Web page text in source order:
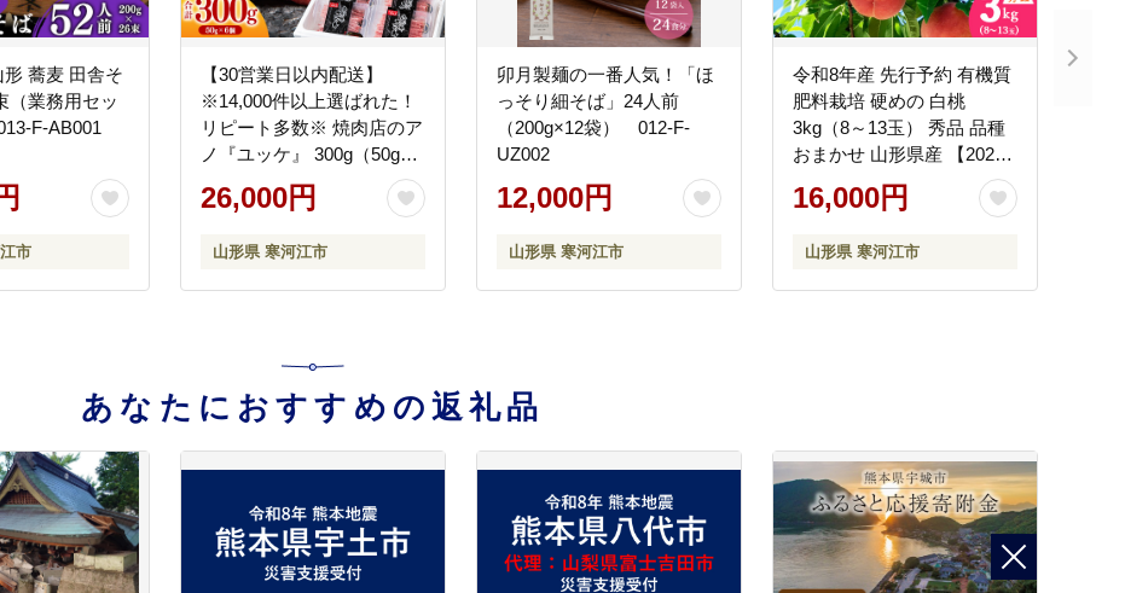
蕎麦 田舎そ
（業務用セッ
F-AB001
市
【30営業日以内配送】
※14,000件以上選ばれた！
リピート多数※ 焼肉店のア
ノ『ユッケ』 300g（50g×6
個） タレ付 黒毛和牛「山
形牛」 026-D-YL018
26,000円
山形県 寒河江市
卯月製麺の一番人気！「ほ
っそり細そば」24人前
（200g×12袋） 012-F-
UZ002
12,000円
山形県 寒河江市
令和8年産 先行予約 有機質
肥料栽培 硬めの 白桃
3kg（8～13玉） 秀品 品種
おまかせ 山形県産 【2026
年8月下旬頃～10月上旬頃
発送予定】 016-B-AF025
16,000円
山形県 寒河江市
あなたにおすすめの返礼品